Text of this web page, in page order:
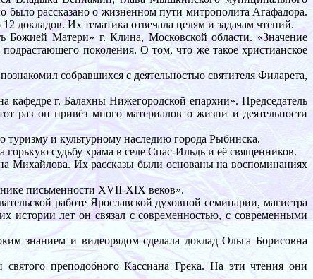
рассказано о жизненном пути митрополита Агафадора.
докладов. Их тематика отвечала целям и задачам чтений.
Матери» г. Клина, Московской области. «Значение
поколения. О том, что же такое христианское
собравшихся с деятельностью святителя Филарета,
г. Балахны Нижегородской епархии». Председатель
раз он привёз много материалов о жизни и деятельности
и культурному наследию города Рыбинска.
судьбу храма в селе Спас-Ильдь и её священников.
Михайлова. Их рассказы были основаны на воспоминаниях
письменности XVII-XIX веков».
работе Ярославской духовной семинарии, магистра
истории лет он связал с современностью, с современными
знанием и видеорядом сделала доклад Ольга Борисовна
преподобного Кассиана Грека. На эти чтения они